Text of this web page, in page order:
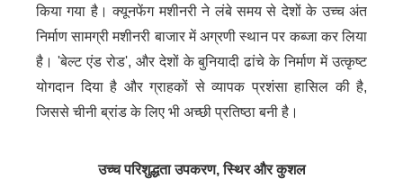
किया गया है। क्यूनफेंग मशीनरी ने लंबे समय से देशों के उच्च अंत
निर्माण सामग्री मशीनरी बाजार में अग्रणी स्थान पर कब्जा कर लिया
है। 'बेल्ट एंड रोड', और देशों के बुनियादी ढांचे के निर्माण में उत्कृष्ट
योगदान दिया है और ग्राहकों से व्यापक प्रशंसा हासिल की है,
जिससे चीनी ब्रांड के लिए भी अच्छी प्रतिष्ठा बनी है।
उच्च परिशुद्धता उपकरण, स्थिर और कुशल